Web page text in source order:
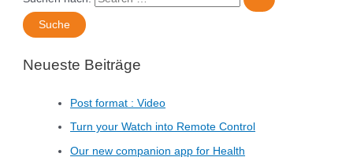
Neueste Beiträge
Post format : Video
Turn your Watch into Remote Control
Our new companion app for Health